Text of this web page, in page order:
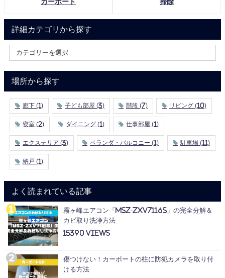
カーポート 掃除
詳細カテゴリから探す
場所から探す
廊下 (1) 子ども部屋 (3) 階段 (7) リビング (10)
寝室 (2) ダイニング (1) 仕事部屋 (1)
エクステリア (3) ベランダ・バルコニー (1) 駐車場 (11)
納戸 (1)
よく読まれている記事
霧ヶ峰エアコン「MSZ-ZXV7116S」の完全分解＆
カビ取り洗浄方法
15390
傷つけない！カーポートの柱に防犯カメラを取り付
ける方法